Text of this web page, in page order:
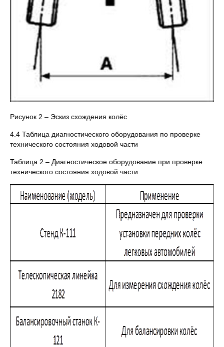
Рисунок 2 – Эскиз схождения колёс
4.4 Таблица диагностического оборудования по проверке
технического состояния ходовой части
Таблица 2 – Диагностическое оборудование при проверке
технического состояния ходовой части